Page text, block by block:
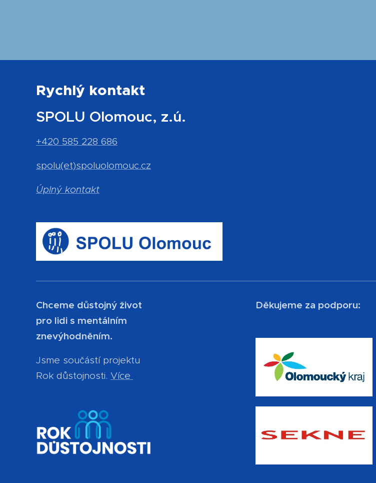
Rychlý kontakt
SPOLU Olomouc, z.ú.
+420 585 228 686
spolu(et)spoluolomouc.cz
Úplný kontakt
Chceme důstojný život
pro lidi s mentálním
znevýhodněním.
Jsme součástí projektu
Rok důstojnosti. Více
Děkujeme za podporu: